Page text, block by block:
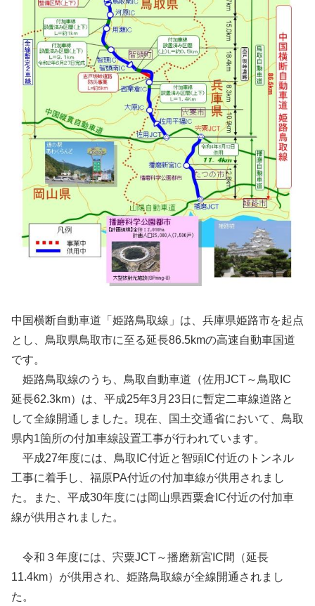
中国横断自動車道「姫路鳥取線」は、兵庫県姫路市を起点
とし、鳥取県鳥取市に至る延長86.5kmの高速自動車国道
です。
姫路鳥取線のうち、鳥取自動車道（佐用JCT～鳥取IC
延長62.3km）は、平成25年3月23日に暫定二車線道路と
して全線開通しました。現在、国土交通省において、鳥取
県内1箇所の付加車線設置工事が行われています。
平成27年度には、鳥取IC付近と智頭IC付近のトンネル
工事に着手し、福原PA付近の付加車線が供用されまし
た。また、平成30年度には岡山県西粟倉IC付近の付加車
線が供用されました。
令和３年度には、宍粟JCT～播磨新宮IC間（延長
11.4km）が供用され、姫路鳥取線が全線開通されまし
た。